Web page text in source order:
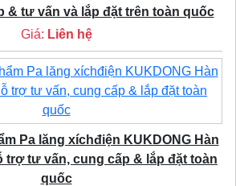
& tư vấn và lắp đặt trên toàn quốc
Giá: Liên hệ
Pa lăng xíchđiện KUKDONG Hàn
trợ tư vấn, cung cấp & lắp đặt toàn
quốc